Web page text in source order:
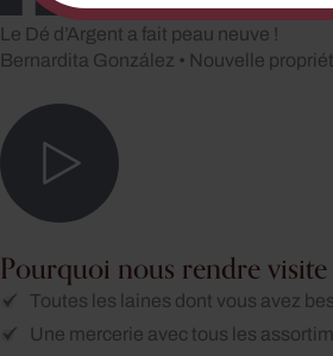
Le Dé d’Argent a fait peau neuve !
Bernardita González • Nouvelle
Pourquoi nous rendre
Toutes les laines dont vous avez
Une mercerie avec tous les